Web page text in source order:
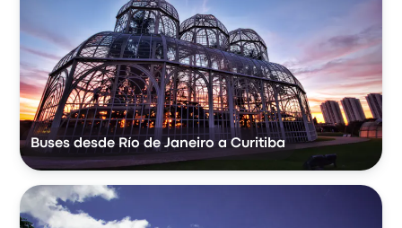
Buses desde Río de Janeiro a Curitiba